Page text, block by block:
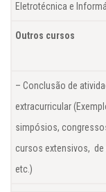
Eletrotécnica e
Outros cursos
– Conclusão de
extracurricular
simpósios,
cursos extensivos, de
etc.)